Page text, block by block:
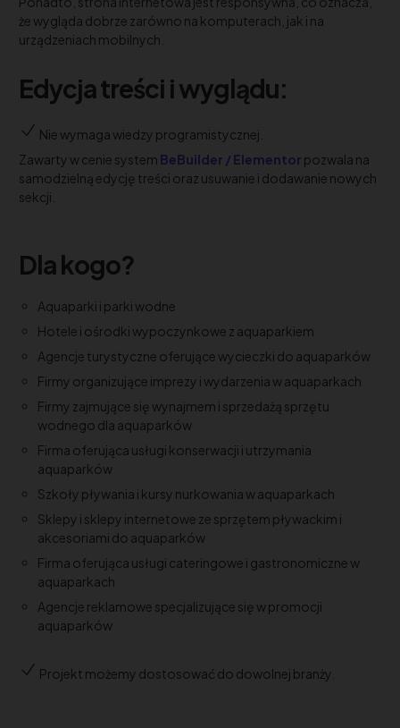
że wygląda dobrze zarówno na komputerach, jak i na
urządzeniach mobilnych.
Edycja treści i wyglądu:
Nie wymaga wiedzy programistycznej.
Zawarty w cenie system BeBuilder / Elementor pozwala na
samodzielną edycję treści oraz usuwanie i dodawanie nowych
sekcji.
Dla kogo?
Aquaparki i parki wodne
Hotele i ośrodki wypoczynkowe z aquaparkiem
Agencje turystyczne oferujące wycieczki do aquaparków
Firmy organizujące imprezy i wydarzenia w aquaparkach
Firmy zajmujące się wynajmem i sprzedażą sprzętu
wodnego dla aquaparków
Firma oferująca usługi konserwacji i utrzymania
aquaparków
Szkoły pływania i kursy nurkowania w aquaparkach
Sklepy i sklepy internetowe ze sprzętem pływackim i
akcesoriami do aquaparków
Firma oferująca usługi cateringowe i gastronomiczne w
aquaparkach
Agencje reklamowe specjalizujące się w promocji
aquaparków
Projekt możemy dostosować do dowolnej branży.